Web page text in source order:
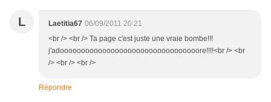
L Laetitia67 06/09/2011 20:21
<br /> <br /> Ta page c'est juste une vraie bombe!!!
j'adooooooooooooooooooooooooooooooooore!!!!<br /> <br
/> <br /> <br />
Répondre